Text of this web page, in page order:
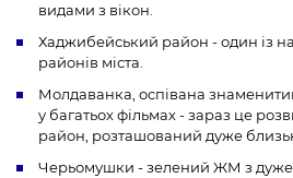
видами з вікон.
Хаджибейський район - один із
районів міста.
Молдаванка, оспівана
у багатьох фільмах - зараз це
район, розташований дуже
Черьомушки - зелений ЖМ з